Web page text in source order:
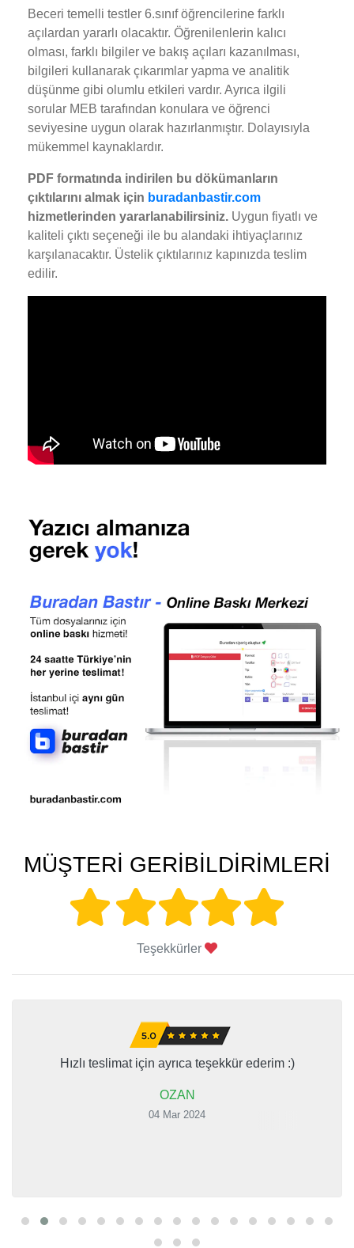
Beceri temelli testler 6.sınıf öğrencilerine farklı
açılardan yararlı olacaktır. Öğrenilenlerin kalıcı
olması, farklı bilgiler ve bakış açıları kazanılması,
bilgileri kullanarak çıkarımlar yapma ve analitik
düşünme gibi olumlu etkileri vardır. Ayrıca ilgili
sorular MEB tarafından konulara ve öğrenci
seviyesine uygun olarak hazırlanmıştır. Dolayısıyla
mükemmel kaynaklardır.
PDF formatında indirilen bu dökümanların
çıktılarını almak için buradanbastir.com
hizmetlerinden yararlanabilirsiniz. Uygun fiyatlı ve
kaliteli çıktı seçeneği ile bu alandaki ihtiyaçlarınız
karşılanacaktır. Üstelik çıktılarınız kapınızda teslim
edilir.
MÜŞTERİ GERİBİLDİRİMLERİ
Teşekkürler
Hızlı teslimat için ayrıca teşekkür ederim :)
OZAN
04 Mar 2024